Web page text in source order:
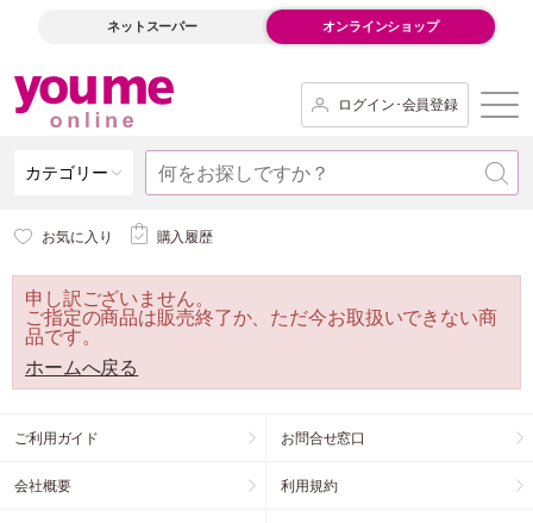
ネットスーパー オンラインショップ
ログイン･会員登録
カテゴリー
お気に入り 購入履歴
申し訳ございません。
ご指定の商品は販売終了か、ただ今お取扱いできない商
品です。
ホームへ戻る
ご利用ガイド お問合せ窓口
会社概要 利用規約